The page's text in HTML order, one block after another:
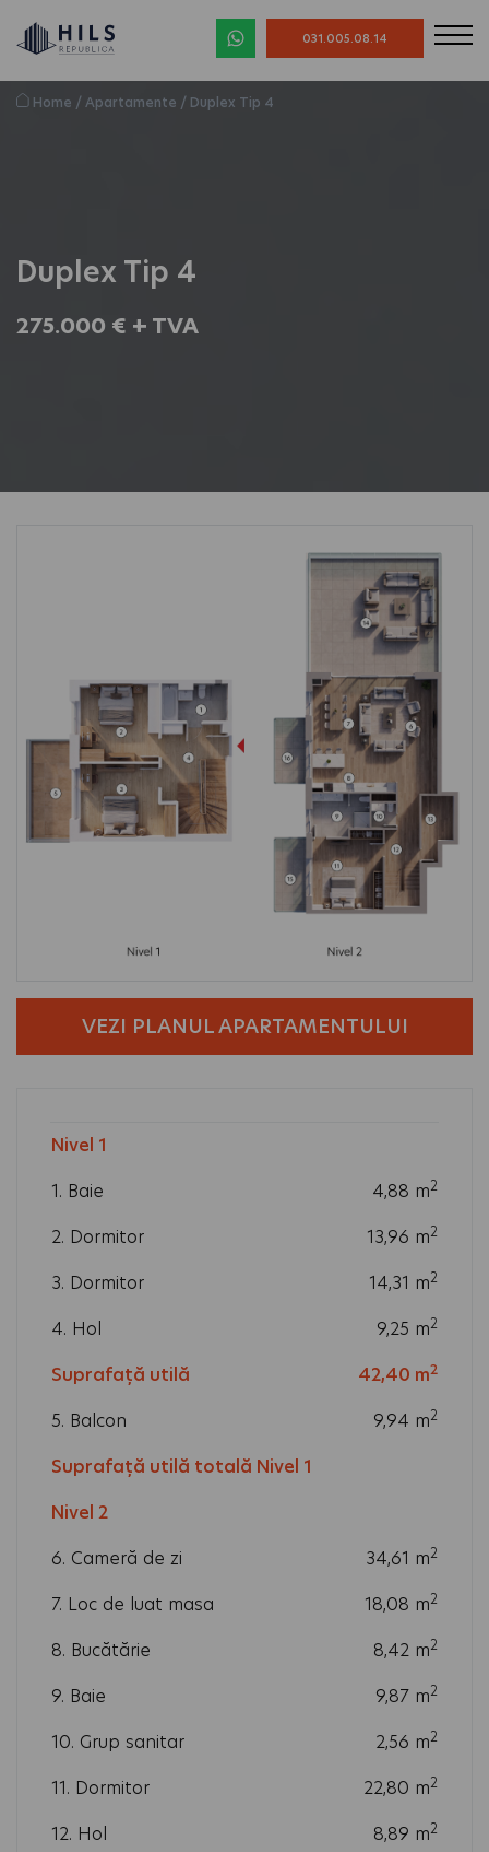
031.005.08.14
Home / Apartamente / Duplex Tip 4
Duplex Tip 4
275.000 € + TVA
VEZI PLANUL APARTAMENTULUI
Nivel 1
1. Baie 4,88 m2
2. Dormitor 13,96 m2
3. Dormitor 14,31 m2
4. Hol 9,25 m2
Suprafață utilă 42,40 m2
5. Balcon 9,94 m2
Suprafață utilă totală Nivel 1
Nivel 2
6. Cameră de zi 34,61 m2
7. Loc de luat masa 18,08 m2
8. Bucătărie 8,42 m2
9. Baie 9,87 m2
10. Grup sanitar 2,56 m2
11. Dormitor 22,80 m2
12. Hol 8,89 m2